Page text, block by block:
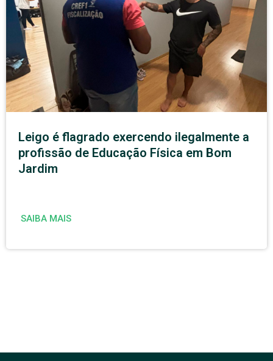
Leigo é flagrado exercendo ilegalmente a
profissão de Educação Física em Bom
Jardim
SAIBA MAIS